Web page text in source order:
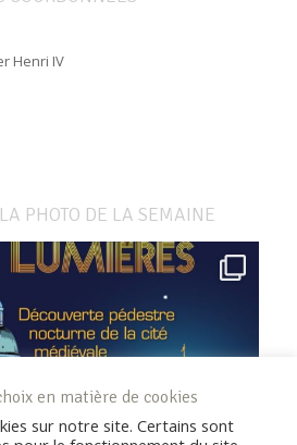
Henri IV
PHOTO DE LA SEMAINE
en matière de cookies
sur notre site. Certains sont